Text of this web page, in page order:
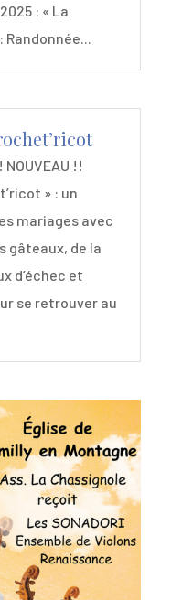
: « La
!!
» : un
mariages avec
gâteaux, de la
d’échec et
se retrouver au